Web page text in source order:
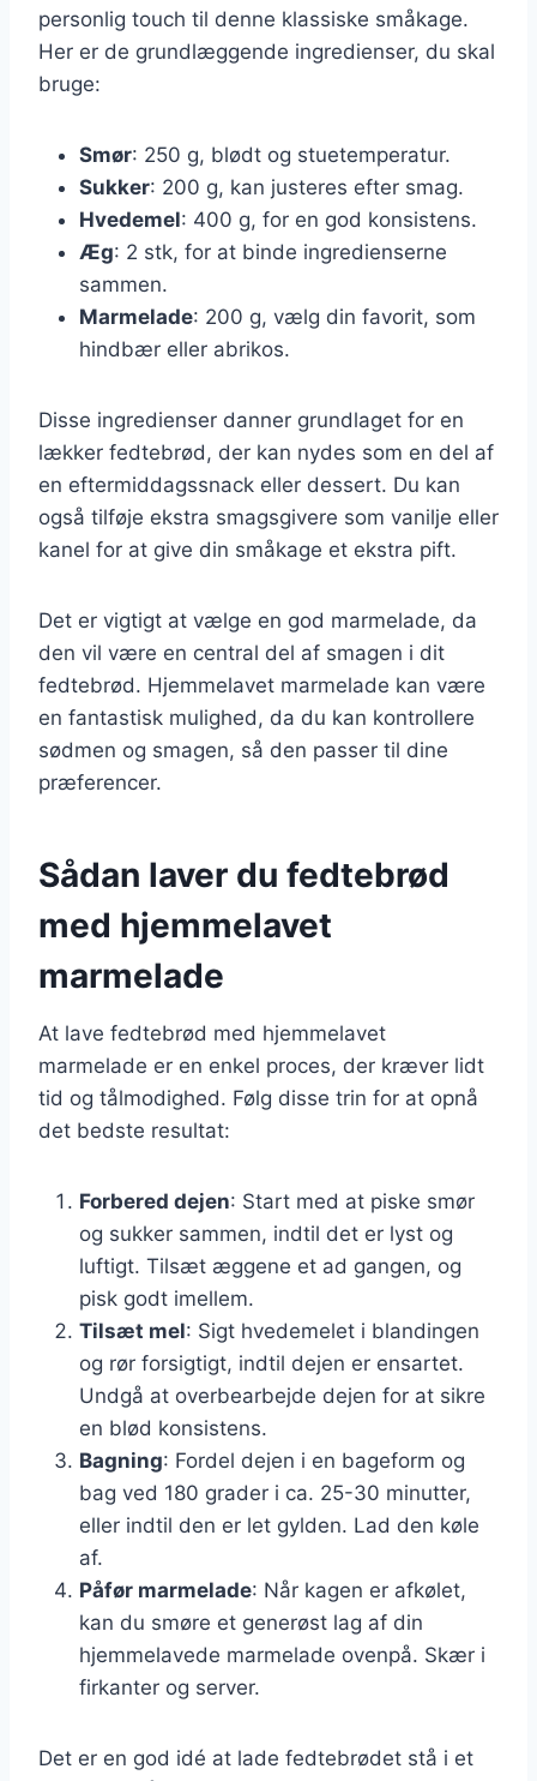
personlig touch til denne klassiske småkage.
Her er de grundlæggende ingredienser, du skal
bruge:
Smør: 250 g, blødt og stuetemperatur.
Sukker: 200 g, kan justeres efter smag.
Hvedemel: 400 g, for en god konsistens.
Æg: 2 stk, for at binde ingredienserne
sammen.
Marmelade: 200 g, vælg din favorit, som
hindbær eller abrikos.
Disse ingredienser danner grundlaget for en
lækker fedtebrød, der kan nydes som en del af
en eftermiddagssnack eller dessert. Du kan
også tilføje ekstra smagsgivere som vanilje eller
kanel for at give din småkage et ekstra pift.
Det er vigtigt at vælge en god marmelade, da
den vil være en central del af smagen i dit
fedtebrød. Hjemmelavet marmelade kan være
en fantastisk mulighed, da du kan kontrollere
sødmen og smagen, så den passer til dine
præferencer.
Sådan laver du fedtebrød
med hjemmelavet
marmelade
At lave fedtebrød med hjemmelavet
marmelade er en enkel proces, der kræver lidt
tid og tålmodighed. Følg disse trin for at opnå
det bedste resultat:
Forbered dejen: Start med at piske smør
og sukker sammen, indtil det er lyst og
luftigt. Tilsæt æggene et ad gangen, og
pisk godt imellem.
Tilsæt mel: Sigt hvedemelet i blandingen
og rør forsigtigt, indtil dejen er ensartet.
Undgå at overbearbejde dejen for at sikre
en blød konsistens.
Bagning: Fordel dejen i en bageform og
bag ved 180 grader i ca. 25-30 minutter,
eller indtil den er let gylden. Lad den køle
af.
Påfør marmelade: Når kagen er afkølet,
kan du smøre et generøst lag af din
hjemmelavede marmelade ovenpå. Skær i
firkanter og server.
Det er en god idé at lade fedtebrødet stå i et